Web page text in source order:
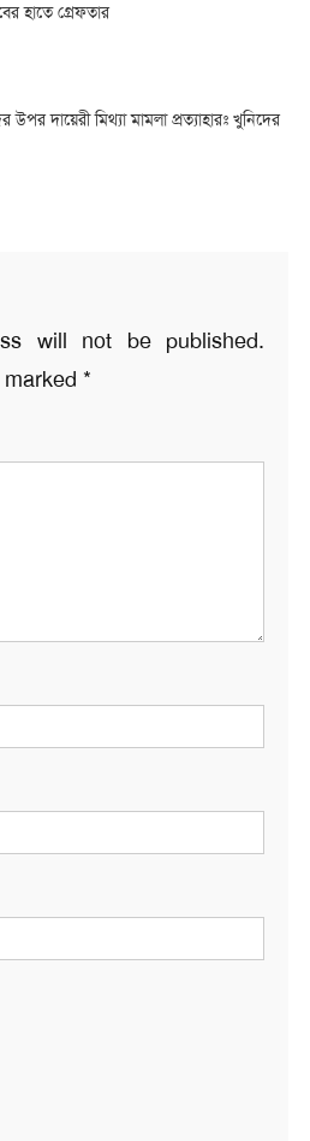
হাতে গ্রেফতার
দায়েরী মিথ্যা মামলা প্রত্যাহারঃ খুনিদের
will not be published.
*